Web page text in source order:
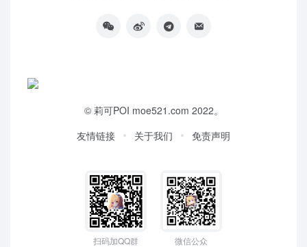
© 莉可POI moe521.com 2022。
友情链接
关于我们 免责声明
扫码加QQ群 微信公众